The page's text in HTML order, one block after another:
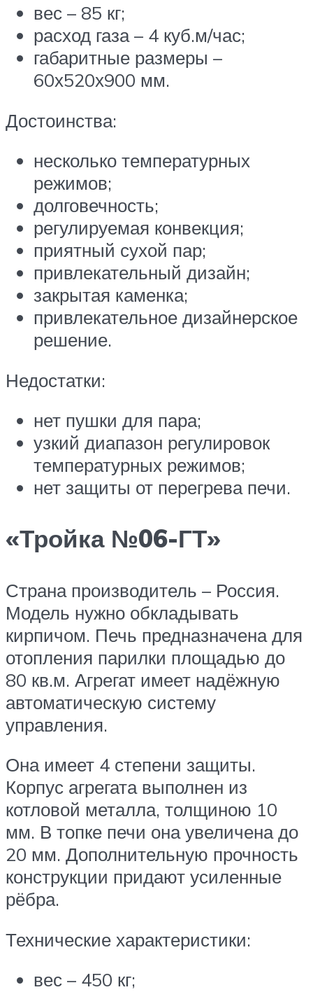
вес – 85 кг;
расход газа – 4 куб.м/час;
габаритные размеры –
60х520х900 мм.
Достоинства:
несколько температурных
режимов;
долговечность;
регулируемая конвекция;
приятный сухой пар;
привлекательный дизайн;
закрытая каменка;
привлекательное дизайнерское
решение.
Недостатки:
нет пушки для пара;
узкий диапазон регулировок
температурных режимов;
нет защиты от перегрева печи.
«Тройка №06-ГТ»
Страна производитель – Россия.
Модель нужно обкладывать
кирпичом. Печь предназначена для
отопления парилки площадью до
80 кв.м. Агрегат имеет надёжную
автоматическую систему
управления.
Она имеет 4 степени защиты.
Корпус агрегата выполнен из
котловой металла, толщиною 10
мм. В топке печи она увеличена до
20 мм. Дополнительную прочность
конструкции придают усиленные
рёбра.
Технические характеристики:
вес – 450 кг;